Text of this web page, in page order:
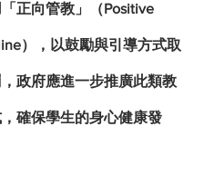
正向管教」（Positive
），以鼓勵與引導方式取
政府應進一步推廣此類教
確保學生的身心健康發